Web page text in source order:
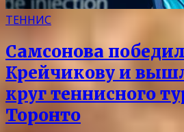
ТЕННИС
Самсонова
Крейчикову и
круг теннисного
Торонто